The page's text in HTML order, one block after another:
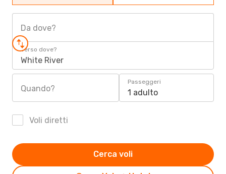
Da dove?
Verso dove?
White River
Quando?
Passeggeri
1 adulto
Voli diretti
Cerca voli